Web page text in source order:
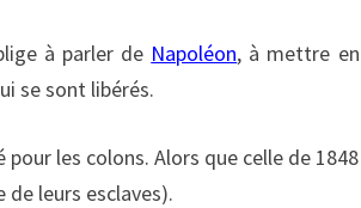
à parler de Napoléon, à mettre en
se sont libérés.
les colons. Alors que celle de 1848
leurs esclaves).